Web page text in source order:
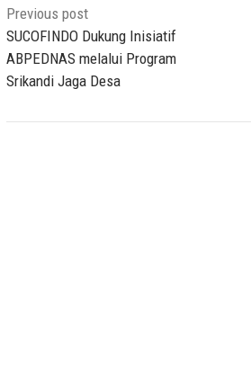
Post
navigation
Previous post
SUCOFINDO Dukung Inisiatif
ABPEDNAS melalui Program
Srikandi Jaga Desa